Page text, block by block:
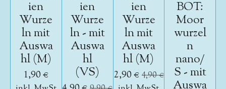
ien
Wurze
ln mit
Auswa
hl (M)
1,90 €
ien
Wurze
ln - mit
Auswa
hl
(VS)
ien
Wurze
ln mit
Auswa
hl (M)
2,90 € 4,90 €
BOT:
Moor
wurzel
n
nano/
S - mit
Auswa